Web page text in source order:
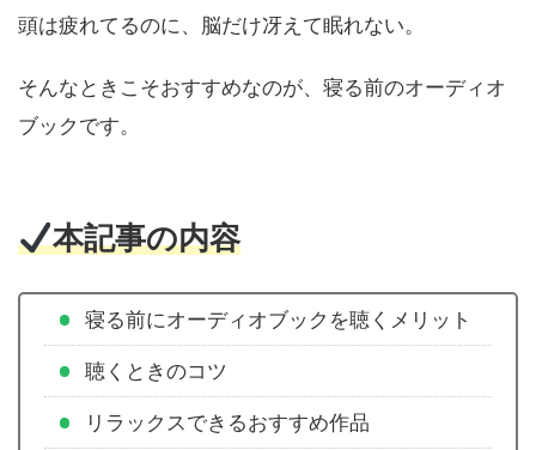
頭は疲れてるのに、脳だけ冴えて眠れない。
そんなときこそおすすめなのが、寝る前のオーディオ
ブックです。
本記事の内容
寝る前にオーディオブックを聴くメリット
聴くときのコツ
リラックスできるおすすめ作品